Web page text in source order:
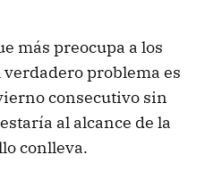
más preocupa a los
problema es
consecutivo sin
al alcance de la
conlleva.